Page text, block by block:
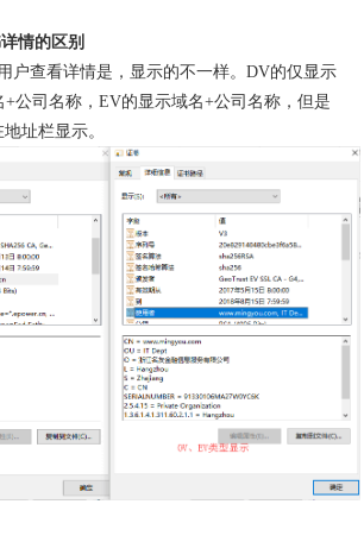
情的区别
户查看详情是，显示的不一样。DV的仅显示
公司名称，EV的显示域名+公司名称，但是
址栏显示。